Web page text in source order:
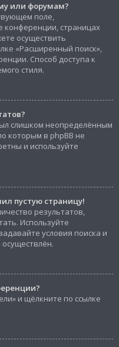
или форумам?
поле,
конференции, страницах
осуществить
«Расширенный поиск»,
Способ доступа к
стиля.
слишком неопределённым
которым в phpBB не
и используйте
пустую страницу!
результатов,
Используйте
условия поиска и
и щёлкните по ссылке